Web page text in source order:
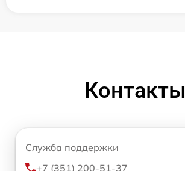
Контакты
Служба поддержки
+7 (351) 200-51-37